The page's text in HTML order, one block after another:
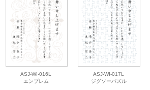
この見本で申し込む この見本で申し込む